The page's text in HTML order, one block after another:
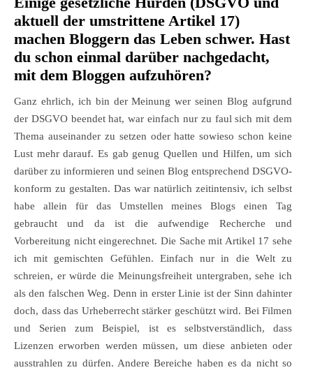
aktuell der umstrittene Artikel 17)
machen Bloggern das Leben schwer. Hast
du schon einmal darüber nachgedacht,
mit dem Bloggen aufzuhören?
Ganz ehrlich, ich bin der Meinung wer seinen Blog aufgrund
der DSGVO beendet hat, war einfach nur zu faul sich mit dem
Thema auseinander zu setzen oder hatte sowieso schon keine
Lust mehr darauf. Es gab genug Quellen und Hilfen, um sich
darüber zu informieren und seinen Blog entsprechend DSGVO-
konform zu gestalten. Das war natürlich zeitintensiv, ich selbst
habe allein für das Umstellen meines Blogs einen Tag
gebraucht und da ist die aufwendige Recherche und
Vorbereitung nicht eingerechnet. Die Sache mit Artikel 17 sehe
ich mit gemischten Gefühlen. Einfach nur in die Welt zu
schreien, er würde die Meinungsfreiheit untergraben, sehe ich
als den falschen Weg. Denn in erster Linie ist der Sinn dahinter
doch, dass das Urheberrecht stärker geschützt wird. Bei Filmen
und Serien zum Beispiel, ist es selbstverständlich, dass
Lizenzen erworben werden müssen, um diese anbieten oder
ausstrahlen zu dürfen. Andere Bereiche haben es da nicht so